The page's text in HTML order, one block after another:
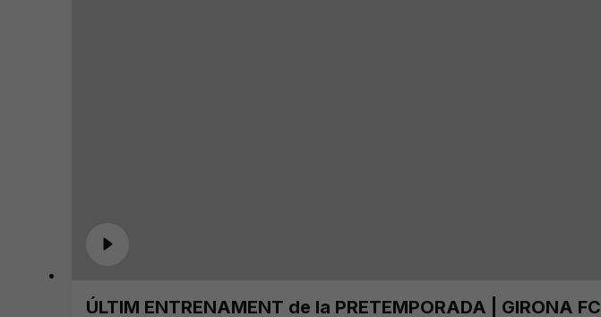
ÚLTIM ENTRENAMENT de la PRETEMPORADA | GIRONA FC